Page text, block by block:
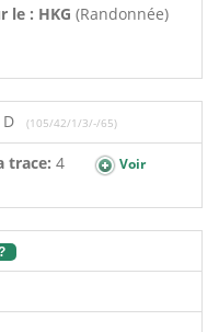
le : HKG (Randonnée)
D (105/42/1/3/-/65)
trace: 4
Voir